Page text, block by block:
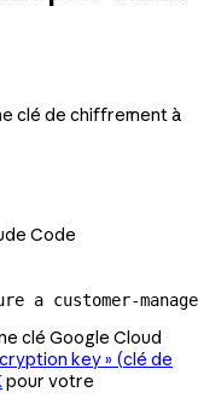
clé de chiffrement à
Code
a customer-
clé Google Cloud
key » (clé de
pour votre